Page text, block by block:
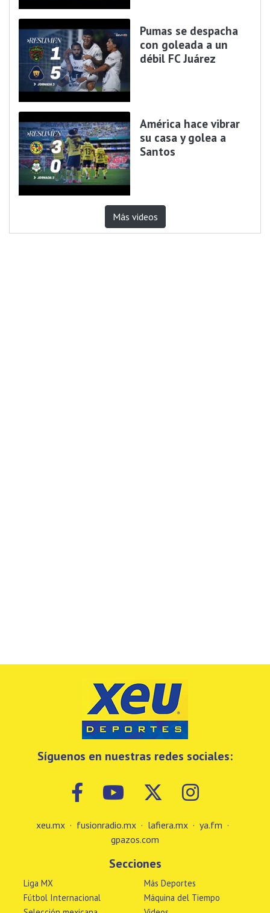
Pumas se despacha
con goleada a un
débil FC Juárez
América hace vibrar
su casa y golea a
Santos
Más videos
Síguenos en nuestras redes sociales:
xeu.mx · fusionradio.mx · lafiera.mx · ya.fm ·
gpazos.com
Secciones
Liga MX
Fútbol Internacional
Más Deportes
Máquina del Tiempo